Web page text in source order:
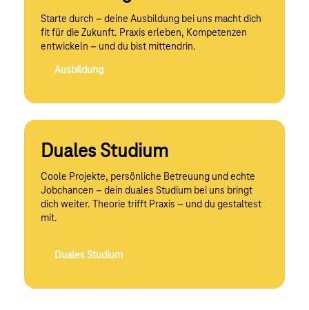
Starte durch – deine Ausbildung bei uns macht dich
fit für die Zukunft. Praxis erleben, Kompetenzen
entwickeln – und du bist mittendrin.
Ausbildung
Duales Studium
Coole Projekte, persönliche Betreuung und echte
Jobchancen – dein duales Studium bei uns bringt
dich weiter. Theorie trifft Praxis – und du gestaltest
mit.
Duales Studium